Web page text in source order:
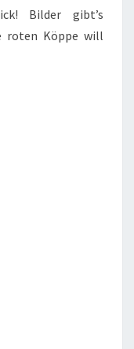
Bilder gibt’s
roten Köppe will